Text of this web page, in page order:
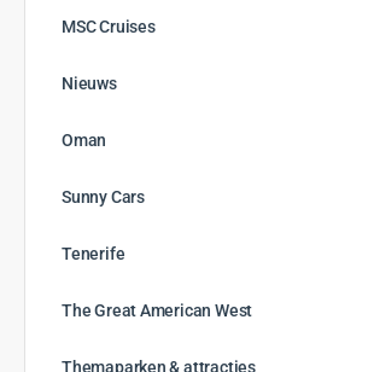
MSC Cruises
Nieuws
Oman
Sunny Cars
Tenerife
The Great American West
Themaparken & attracties